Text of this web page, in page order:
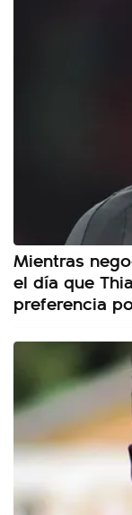
Mientras
el día que
preferencia